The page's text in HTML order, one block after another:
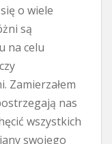
o wiele
są
na celu
Zamierzałem
nas
wszystkich
swojego